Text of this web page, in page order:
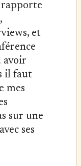
et
avoir
il faut
mes
sur une
ses